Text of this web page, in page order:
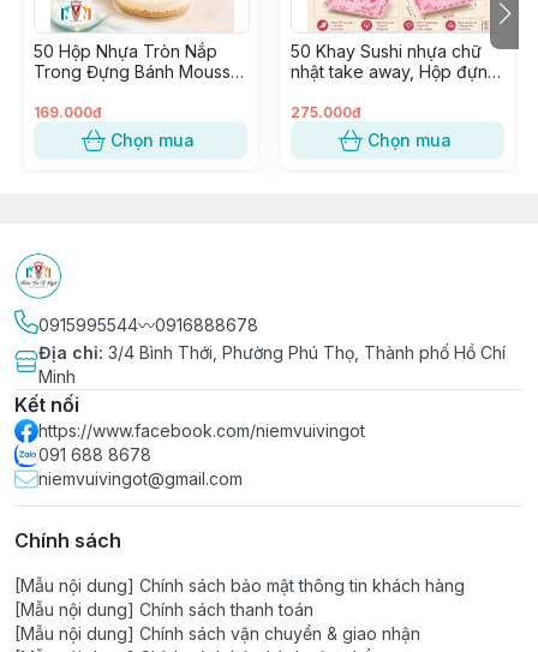
50 Hộp Nhựa Tròn Nắp
Trong Đựng Bánh Mousse,
Xoài ~ W120, 8117, 117-8
169.000đ
Chọn mua
50 Khay Sushi nhựa chữ
nhật take away, Hộp đựng
SỐ 5
275.000đ
Chọn mua
0915995544〰️0916888678
Địa chỉ: 3/4 Bình Thới, Phường Phú Thọ, Thành phố Hồ Chí
Minh
Kết nối
https://www.facebook.com/niemvuivingot
091 688 8678
niemvuivingot@gmail.com
Chính sách
[Mẫu nội dung] Chính sách bảo mật thông tin khách hàng
[Mẫu nội dung] Chính sách thanh toán
[Mẫu nội dung] Chính sách vận chuyển & giao nhận